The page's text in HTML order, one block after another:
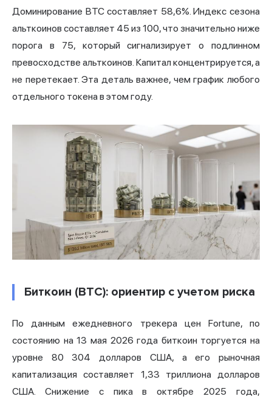
Доминирование BTC составляет 58,6%. Индекс сезона
альткоинов составляет 45 из 100, что значительно ниже
порога в 75, который сигнализирует о подлинном
превосходстве альткоинов. Капитал концентрируется, а
не перетекает. Эта деталь важнее, чем график любого
отдельного токена в этом году.
Биткоин (BTC): ориентир с учетом риска
По данным ежедневного трекера цен Fortune, по
состоянию на 13 мая 2026 года биткоин торгуется на
уровне 80 304 долларов США, а его рыночная
капитализация составляет 1,33 триллиона долларов
США. Снижение с пика в октябре 2025 года,